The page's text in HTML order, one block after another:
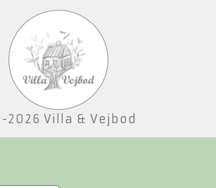
2026 Villa & Vejbod